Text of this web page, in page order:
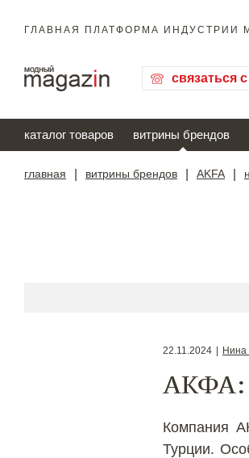
ГЛАВНАЯ ПЛАТФОРМА ИНДУСТРИИ
связаться
каталог товаров витрины брендов
главная витрины брендов AKFA
22.11.2024 Нина
АКФА:
Компания
Турции.